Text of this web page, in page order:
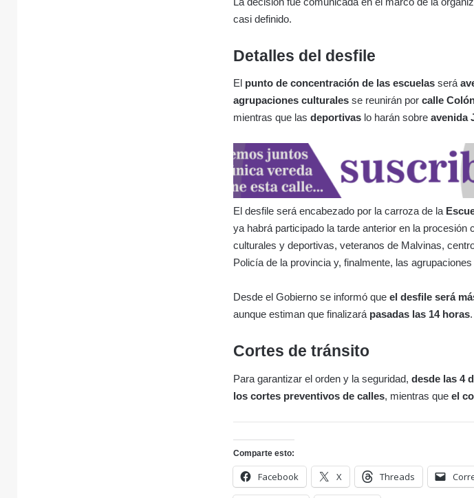
casi definido.
Detalles del desfile
El punto de concentración de las escuelas será
agrupaciones culturales se reunirán porcalle
mientras que lasdeportivas lo harán sobreavenida
El desfile será encabezado por la carroza de la
ya habrá participado la tarde anterior en la
culturales y deportivas, veteranos de Malvinas,
Policía de la provincia y, finalmente, las
Desde el Gobierno se informó queel desfile será
aunque estiman que finalizará pasadas las 14 horas.
Cortes de tránsito
Para garantizar el orden y la seguridad,desde las 4
los cortes preventivos de calles, mientras queel
Comparte esto:
Facebook X Threads